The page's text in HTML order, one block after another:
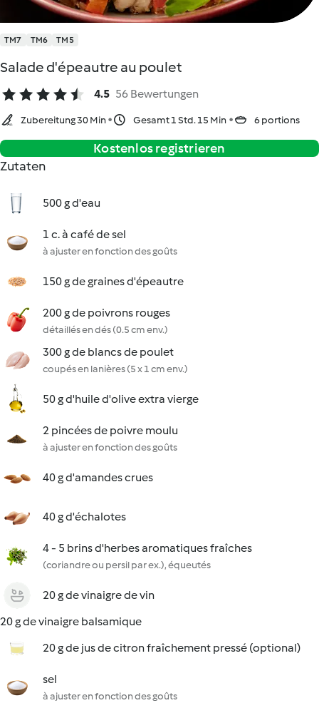
TM7 TM6 TM5
Salade d'épeautre au poulet
4.5 56 Bewertungen
Zubereitung 30 Min Gesamt 1 Std. 15 Min 6 portions
Kostenlos registrieren
Zutaten
500 g d'eau
1 c. à café de sel
à ajuster en fonction des goûts
150 g de graines d'épeautre
200 g de poivrons rouges
détaillés en dés (0.5 cm env.)
300 g de blancs de poulet
coupés en lanières (5 x 1 cm env.)
50 g d'huile d'olive extra vierge
2 pincées de poivre moulu
à ajuster en fonction des goûts
40 g d'amandes crues
40 g d'échalotes
4 - 5 brins d'herbes aromatiques fraîches
(coriandre ou persil par ex.), équeutés
20 g de vinaigre de vin
20 g de vinaigre balsamique
20 g de jus de citron fraîchement pressé (optional)
sel
à ajuster en fonction des goûts